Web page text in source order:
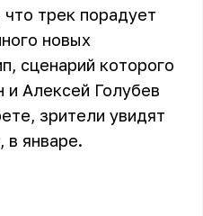
трек порадует
новых
сценарий которого
Алексей Голубев
зрители увидят
январе.